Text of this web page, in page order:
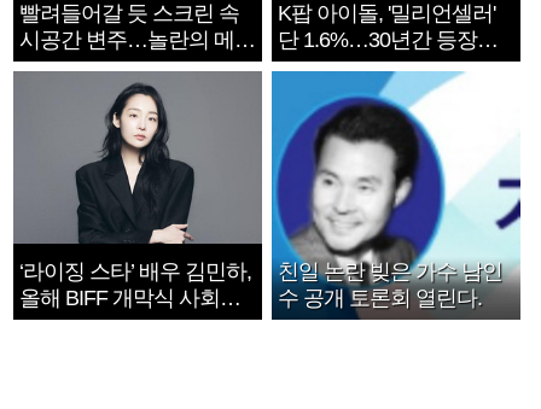
빨려들어갈 듯 스크린 속
시공간 변주…놀란의 메시
지는 ‘전쟁 속죄’
K팝 아이돌, '밀리언셀러'
단 1.6%…30년간 등장
1182개팀 전수조사
‘라이징 스타’ 배우 김민하,
올해 BIFF 개막식 사회자
확정
친일 논란 빚은 가수 남인
수 공개 토론회 열린다.